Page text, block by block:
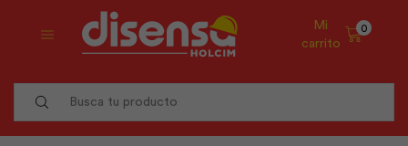
Mi
carrito
0